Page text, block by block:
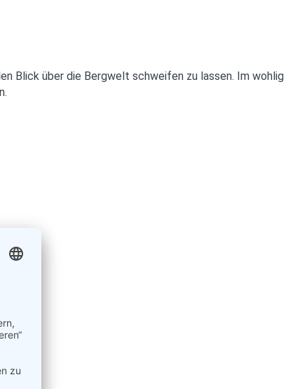
Blick über die Bergwelt schweifen zu lassen. Im wohlig